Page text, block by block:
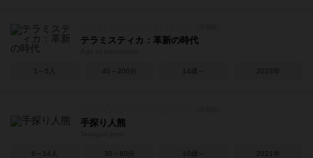
テラミスティカ：革新の時代
1～5人 40～200分 14歳～ 2023年
手探り人熊
6～14人 30～60分 10歳～ 2021年